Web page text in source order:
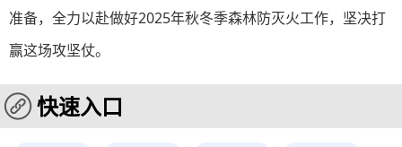
准备，全力以赴做好2025年秋冬季森林防灭火工作，坚决打
赢这场攻坚仗。
快速入口